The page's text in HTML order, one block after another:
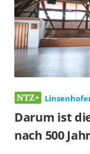
Darum ist
nach 500